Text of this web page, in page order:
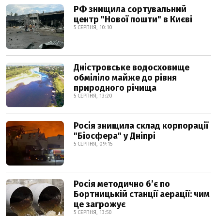
РФ знищила сортувальний
центр "Нової пошти" в Києві
5 СЕРПНЯ, 10:10
Дністровське водосховище
обміліло майже до рівня
природного річища
5 СЕРПНЯ, 13:20
Росія знищила склад корпорації
"Біосфера" у Дніпрі
5 СЕРПНЯ, 09:15
Росія методично б’є по
Бортницькій станції аерації: чим
це загрожує
5 СЕРПНЯ, 13:50